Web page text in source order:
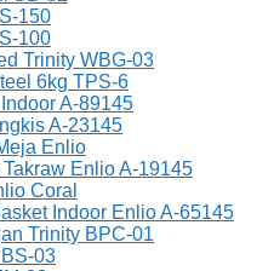
150
100
Trinity WBG-03
6kg TPS-6
A-89145
A-23145
Enlio
Enlio A-19145
Coral
Indoor Enlio A-65145
Trinity BPC-01
03